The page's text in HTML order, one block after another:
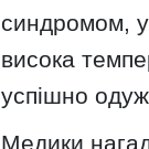
синдромом, у
висока
успішно
Медики